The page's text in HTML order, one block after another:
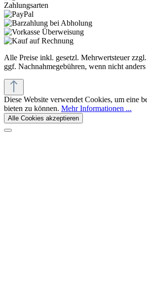
Zahlungsarten
Alle Preise inkl. gesetzl. Mehrwertsteuer zzgl.
ggf. Nachnahmegebühren, wenn nicht anders
Diese Website verwendet Cookies, um eine
bieten zu können. Mehr Informationen ...
Alle Cookies akzeptieren